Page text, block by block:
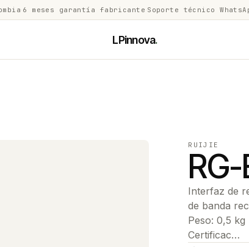
6 meses garantía fabricante Soporte técnico
LPinnova.
RUIJIE
Interfaz de
de banda
Peso: 0,5
Certificac…